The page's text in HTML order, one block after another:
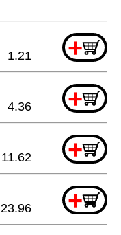
+
1.21
+
4.36
+
11.62
+
23.96